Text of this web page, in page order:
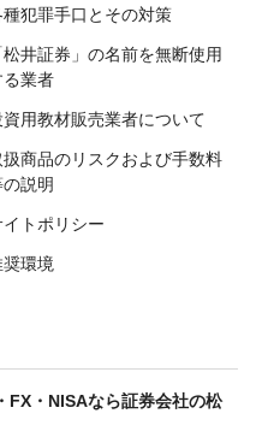
種犯罪手口とその対策
松井証券」の名前を無断使用
る業者
資用教材販売業者について
扱商品のリスクおよび手数料
説明
イトポリシー
奨環境
FX・NISAなら証券会社の松